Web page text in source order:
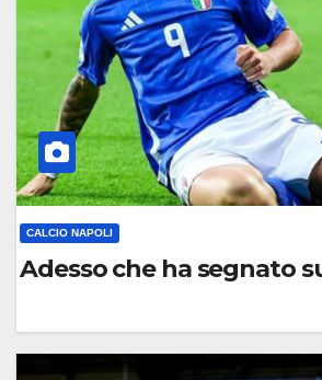
CALCIO NAPOLI
Adesso che ha segnato
0